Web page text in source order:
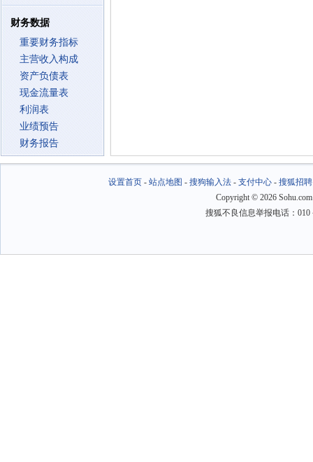
财务数据
重要财务指标
主营收入构成
资产负债表
现金流量表
利润表
业绩预告
财务报告
设置首页- 站点地图 - 搜狗输入法- 支付中心- 搜狐招聘
Copyright © 2026
搜狐不良信息举报电话：010